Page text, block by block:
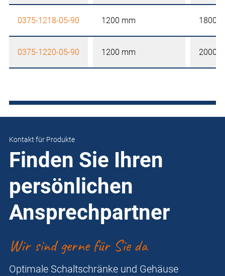
0375-1218-05-90 1200 mm 1800
0375-1220-05-90 1200 mm 2000
Kontakt für Produkte
Finden Sie Ihren
persönlichen
Ansprechpartner
Wir sind gerne für Sie da
Optimale Schaltschränke und Gehäuse